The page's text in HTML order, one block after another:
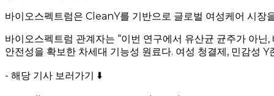
바이오스펙트럼은 CleanY를 기반으로 글로벌 여성케어 시장
바이오스펙트럼 관계자는 “이번 연구에서 유산균 균주가 아
안전성을 확보한 차세대 기능성 원료다. 여성 청결제, 민감성
- 해당 기사 보러가기 ⬇️